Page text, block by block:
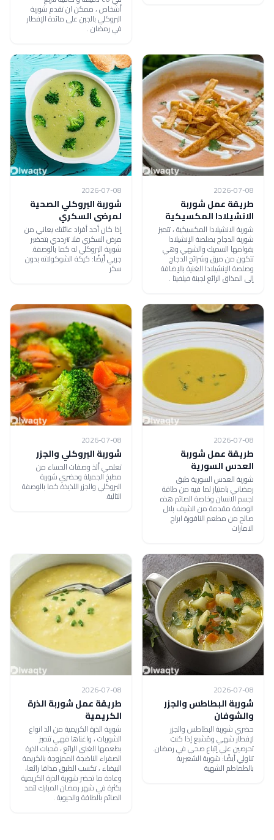
أشخاص ، ممكن ان تقدم شوربة
البروكلي بالجبن على مائدة الإفطار
في رمضان .
2026-07-08
طريقة عمل شوربة
الانشيلادا المكسيكية
شوربة الانشيلادا المكسيكية ، تتميز
شوربة الدجاج بصلصة الإنشيلادا
بقوامها السميك والشهي وهي
تتكون من مرق وشرائح الدجاج
وصلصة الإنشيلادا الغنية بالإضافة
إلى المذاق الرائع لجبنة فيلفيتا .
2026-07-08
شوربة البروكلي الصحية
لمرضى السكري
إذا كان أحد أفراد عائلتك يعاني من
مرض السكري فلا تترددي بتحضير
شوربة البروكلي له كما بالوصفة.
جربي أيضًا: كيكة الشوكولاته بدون
سكر
2026-07-08
طريقة عمل شوربة
العدس السورية
شوربة العدس السورية طبق
رمضاني بامتياز لما فيه من طاقة
لجسم الانسان وخاصة الصائم هذه
الوصفة مقدمة من الشيف بلال
صالح من مطعم النافورة ابراج
الامارات
2026-07-08
شوربة البروكلي والجزر
تعلمي ألذ وصفات الحساء من
مطبخ الجميلة وحضري شوربة
البروكلي والجزر اللذيذة كما بالوصفة
التالية.
2026-07-08
شوربة البطاطس والجزر
والشوفان
حضري شوربة البطاطس والجزر
لإفطار شهي ومُشبع إذا كنتِ
تحرصين علي إتباع صحي في رمضان.
تناولي أيضًا: شوربة الشعيرية
بالطماطم الشهية
2026-07-08
طريقة عمل شوربة الذرة
الكريمية
شوربة الذرة الكريمية من الذ انواع
الشوربات ، واغناها فهي تتميز
بطعمها الغني الرائع ، فحبات الذرة
الصفراء الناضجة الممزوجة بالكريمة
البيضاء ، تكسب الطبق مذاقا رائعا،
وعادة ما تحضر شوربة الذرة الكريمية
بكثرة في شهر رمضان المبارك لتمد
الصائم بالطاقة والحيوية .